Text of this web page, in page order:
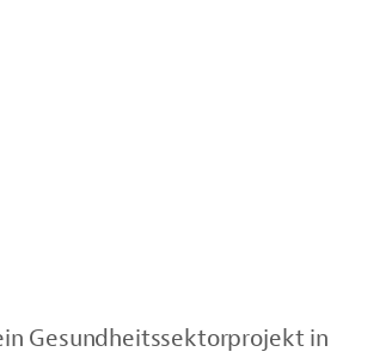
Gesundheitssektorprojekt in